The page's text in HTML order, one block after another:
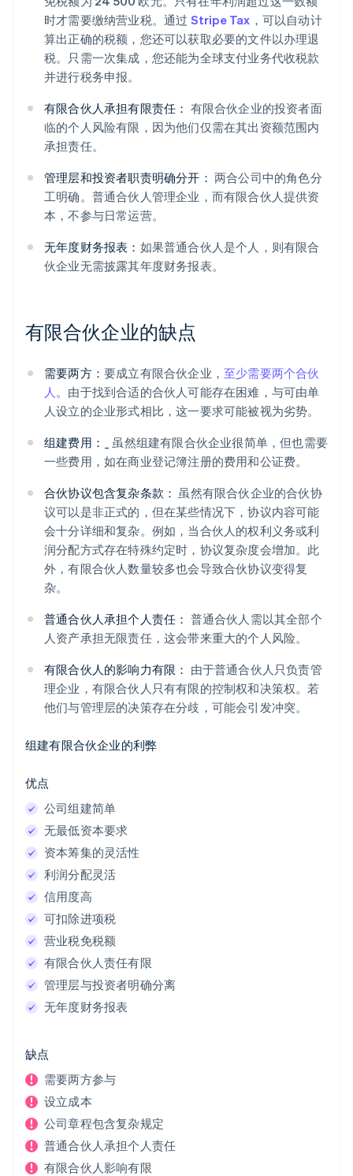
时才需要缴纳营业税。通过 Stripe Tax ，可以自动计
算出正确的税额，您还可以获取必要的文件以办理退
税。只需一次集成，您还能为全球支付业务代收税款
并进行税务申报。
有限合伙人承担有限责任： 有限合伙企业的投资者面
临的个人风险有限，因为他们仅需在其出资额范围内
承担责任。
管理层和投资者职责明确分开： 两合公司中的角色分
工明确。普通合伙人管理企业，而有限合伙人提供资
本，不参与日常运营。
无年度财务报表： 如果普通合伙人是个人，则有限合
伙企业无需披露其年度财务报表。
有限合伙企业的缺点
需要两方： 要成立有限合伙企业， 至少需要两个合伙
人 。由于找到合适的合伙人可能存在困难，与可由单
人设立的企业形式相比，这一要求可能被视为劣势。
组建费用：
_ 虽然组建有限合伙企业很简单，但也需要
一些费用，如在商业登记簿注册的费用和公证费。
合伙协议包含复杂条款： 虽然有限合伙企业的合伙协
议可以是非正式的，但在某些情况下，协议内容可能
会十分详细和复杂。例如，当合伙人的权利义务或利
润分配方式存在特殊约定时，协议复杂度会增加。此
外，有限合伙人数量较多也会导致合伙协议变得复
杂。
普通合伙人承担个人责任： 普通合伙人需以其全部个
人资产承担无限责任，这会带来重大的个人风险。
有限合伙人的影响力有限： 由于普通合伙人只负责管
理企业，有限合伙人只有有限的控制权和决策权。若
他们与管理层的决策存在分歧，可能会引发冲突。
组建有限合伙企业的利弊
优点
公司组建简单
无最低资本要求
资本筹集的灵活性
利润分配灵活
信用度高
可扣除进项税
营业税免税额
有限合伙人责任有限
管理层与投资者明确分离
无年度财务报表
缺点
需要两方参与
设立成本
公司章程包含复杂规定
普通合伙人承担个人责任
有限合伙人影响有限
阿联酋
English
English
奥地利
DeutschEnglish
澳大利亚
巴西
PortuguêsEnglish